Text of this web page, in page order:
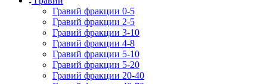
Гравий фракции 0-5
Гравий фракции 2-5
Гравий фракции 3-10
Гравий фракции 4-8
Гравий фракции 5-10
Гравий фракции 5-20
Гравий фракции 20-40